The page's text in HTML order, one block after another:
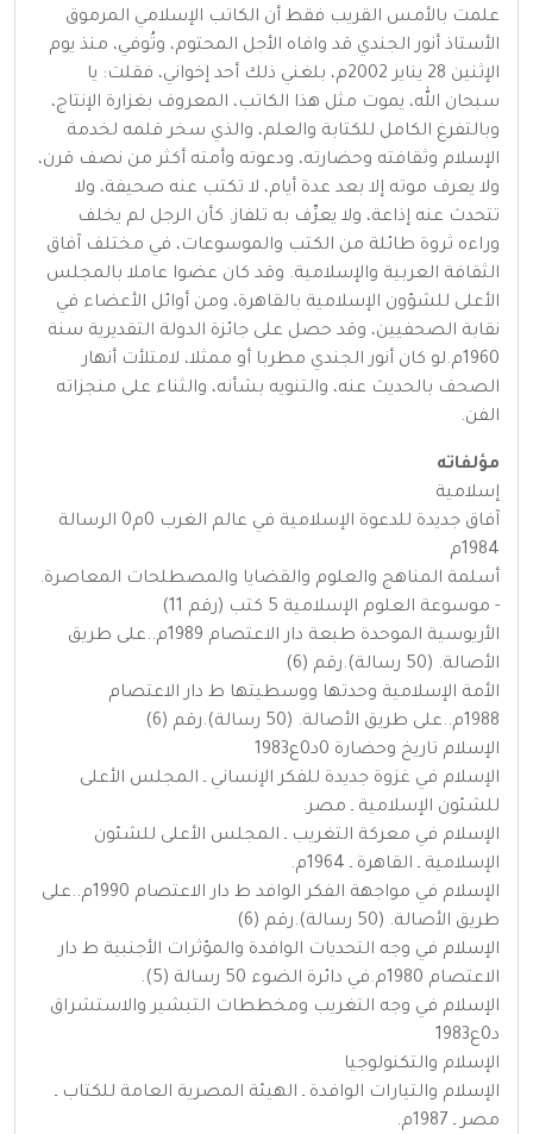
علمت بالأمس القريب فقط أن الكاتب الإسلامي المرموق
الأستاذ أنور الجندي قد وافاه الأجل المحتوم، وتُوفي، منذ يوم
الإثنين 28 يناير 2002م، بلغني ذلك أحد إخواني، فقلت: يا
سبحان الله، يموت مثل هذا الكاتب، المعروف بغزارة الإنتاج،
وبالتفرغ الكامل للكتابة والعلم، والذي سخر قلمه لخدمة
الإسلام وثقافته وحضارته، ودعوته وأمته أكثر من نصف قرن،
ولا يعرف موته إلا بعد عدة أيام، لا تكتب عنه صحيفة، ولا
تتحدث عنه إذاعة، ولا يعرِّف به تلفاز. كأن الرجل لم يخلف
وراءه ثروة طائلة من الكتب والموسوعات، في مختلف آفاق
الثقافة العربية والإسلامية. وقد كان عضوا عاملا بالمجلس
الأعلى للشؤون الإسلامية بالقاهرة، ومن أوائل الأعضاء في
نقابة الصحفيين، وقد حصل على جائزة الدولة التقديرية سنة
1960م.لو كان أنور الجندي مطربا أو ممثلا، لامتلأت أنهار
الصحف بالحديث عنه، والتنويه بشأنه، والثناء على منجزاته
الفن.
مؤلفاته
إسلامية
آفاق جديدة للدعوة الإسلامية في عالم الغرب 0م0 الرسالة
1984م
أسلمة المناهج والعلوم والقضايا والمصطلحات المعاصرة.
- موسوعة العلوم الإسلامية 5 كتب (رقم 11)
الأريوسية الموحدة طبعة دار الاعتصام 1989م..على طريق
الأصالة. (50 رسالة).رقم (6)
الأمة الإسلامية وحدتها ووسطيتها ط دار الاعتصام
1988م..على طريق الأصالة. (50 رسالة).رقم (6)
الإسلام تاريخ وحضارة 0د0ع1983
الإسلام في غزوة جديدة للفكر الإنساني ـ المجلس الأعلى
للشئون الإسلامية ـ مصر.
الإسلام في معركة التغريب ـ المجلس الأعلى للشئون
الإسلامية ـ القاهرة ـ 1964م.
الإسلام في مواجهة الفكر الوافد ط دار الاعتصام 1990م..على
طريق الأصالة. (50 رسالة).رقم (6)
الإسلام في وجه التحديات الوافدة والمؤثرات الأجنبية ط دار
الاعتصام 1980م.في دائرة الضوء 50 رسالة (5).
الإسلام في وجه التغريب ومخططات التبشير والاستشراق
د0ع1983
الإسلام والتكنولوجيا
الإسلام والتيارات الوافدة ـ الهيئة المصرية العامة للكتاب ـ
مصر ـ 1987م.